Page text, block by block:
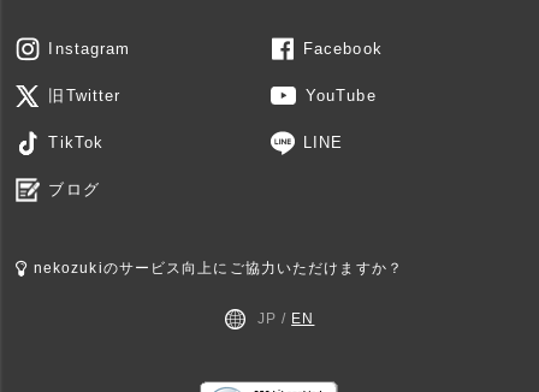
Instagram Facebook
旧Twitter YouTube
TikTok LINE
ブログ
nekozukiのサービス向上にご協力いただけますか？
JP / EN